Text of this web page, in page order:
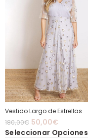
Vestido Largo de Estrellas
180,00€ 50,00€
Seleccionar Opciones